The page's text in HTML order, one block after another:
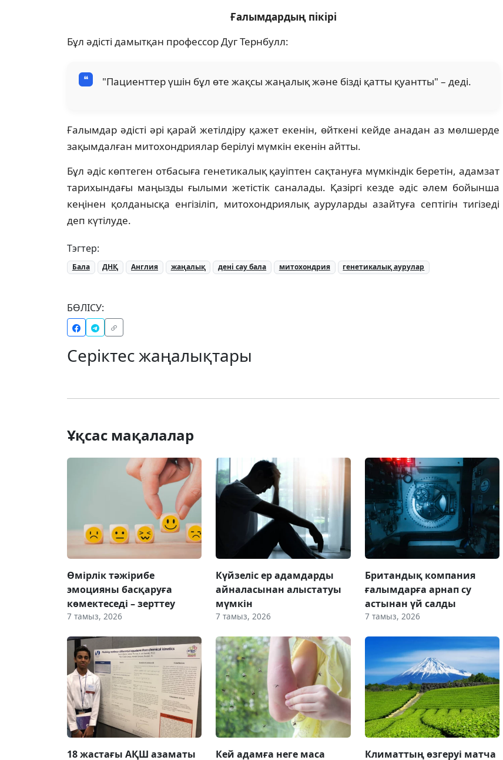
Ғалымдардың пікірі
Бұл әдісті дамытқан профессор Дуг Тернбулл:
"Пациенттер үшін бұл өте жақсы жаңалық және бізді қатты қуантты" – деді.
Ғалымдар әдісті әрі қарай жетілдіру қажет екенін, өйткені кейде анадан аз мөлшерде
зақымдалған митохондриялар берілуі мүмкін екенін айтты.
Бұл әдіс көптеген отбасыға генетикалық қауіптен сақтануға мүмкіндік беретін, адамзат
тарихындағы маңызды ғылыми жетістік саналады. Қазіргі кезде әдіс әлем бойынша
кеңінен қолданысқа енгізіліп, митохондриялық ауруларды азайтуға септігін тигізеді
деп күтілуде.
Тэгтер:
Бала ДНҚ Англия жаңалық дені сау бала митохондрия генетикалық аурулар
БӨЛІСУ:
Серіктес жаңалықтары
Ұқсас мақалалар
Өмірлік тәжірибе
эмоцияны басқаруға
көмектеседі – зерттеу
7 тамыз, 2026
Күйзеліс ер адамдарды
айналасынан алыстатуы
мүмкін
7 тамыз, 2026
Британдық компания
ғалымдарға арнап су
астынан үй салды
7 тамыз, 2026
18 жастағы АҚШ азаматы Кей адамға неге маса Климаттың өзгеруі матча